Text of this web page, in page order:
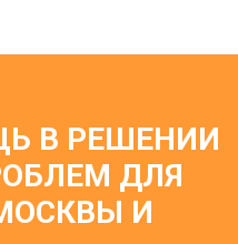
В РЕШЕНИИ
ДЛЯ
И